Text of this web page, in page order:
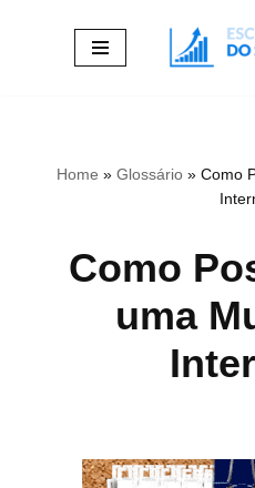
Home » Glossário» Como
Como
uma